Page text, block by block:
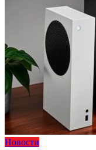
Новости